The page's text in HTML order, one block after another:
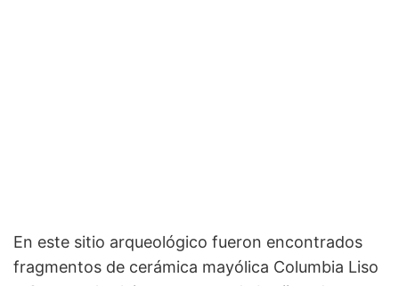
En este sitio arqueológico fueron encontrados
fragmentos de cerámica mayólica Columbia Liso